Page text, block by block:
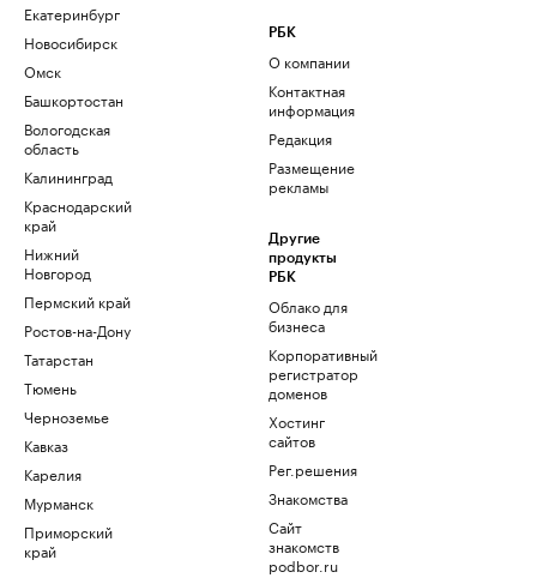
Екатеринбург
Новосибирск
Омск
Башкортостан
Вологодская
область
Калининград
Краснодарский
край
Нижний
Новгород
Пермский край
Ростов-на-Дону
Татарстан
Тюмень
Черноземье
Кавказ
Карелия
Мурманск
Приморский
край
РБК
О компании
Контактная
информация
Редакция
Размещение
рекламы
Другие
продукты
РБК
Облако для
бизнеса
Корпоративный
регистратор
доменов
Хостинг
сайтов
Рег.решения
Знакомства
Сайт
знакомств
podbor.ru